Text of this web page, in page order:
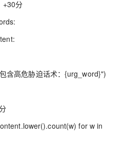
+30分
高危胁迫话术：{urg_word}")
for w in